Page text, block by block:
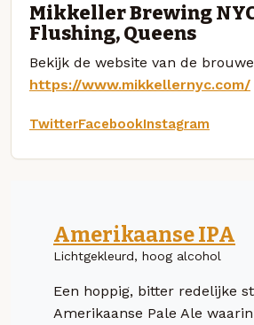
Mikkeller Brewing
Flushing, Queens
Bekijk de website van de
https://www.mikkellernyc.com/
TwitterFacebookInstagram
Amerikaanse IPA
Lichtgekleurd, hoog alcohol
Een hoppig, bitter redelijke
Amerikaanse Pale Ale waarin